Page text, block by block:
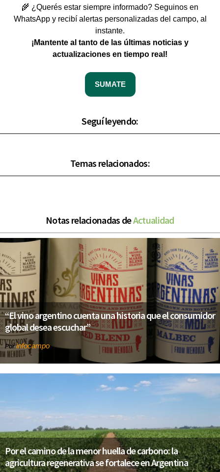
🌾 ¿Querés estar siempre informado? Seguinos en
WhatsApp y recibí alertas personalizadas del campo, al
instante.
¡Mantente al tanto de las últimas noticias y
actualizaciones en tiempo real!
SUMATE
Seguí leyendo:
Temas relacionados:
Notas relacionadas deActualidad
“El vino argentino cuenta una historia que el consumidor
global desea escuchar”
Porinfocampo
Por el camino de la menor huella de carbono: la
agricultura regenerativa se fortalece en Argentina